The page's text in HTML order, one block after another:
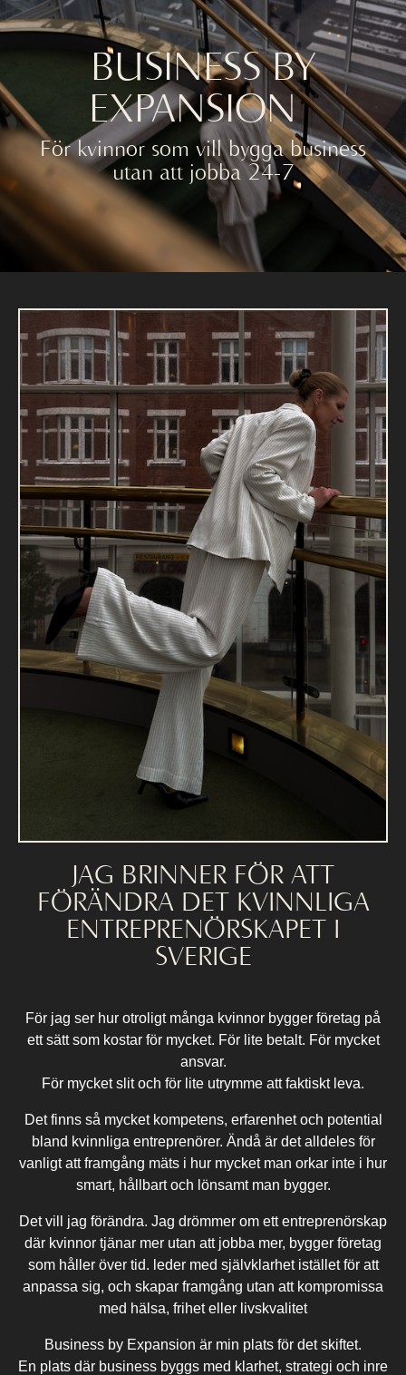
BUSINESS BY
EXPANSION
För kvinnor som vill bygga business
utan att jobba 24-7
JAG BRINNER FÖR ATT
FÖRÄNDRA DET KVINNLIGA
ENTREPRENÖRSKAPET I
SVERIGE
För jag ser hur otroligt många kvinnor bygger företag på
ett sätt som kostar för mycket. För lite betalt. För mycket
ansvar.
För mycket slit och för lite utrymme att faktiskt leva.
Det finns så mycket kompetens, erfarenhet och potential
bland kvinnliga entreprenörer. Ändå är det alldeles för
vanligt att framgång mäts i hur mycket man orkar inte i hur
smart, hållbart och lönsamt man bygger.
Det vill jag förändra. Jag drömmer om ett entreprenörskap
där kvinnor tjänar mer utan att jobba mer, bygger företag
som håller över tid. leder med självklarhet istället för att
anpassa sig, och skapar framgång utan att kompromissa
med hälsa, frihet eller livskvalitet
Business by Expansion är min plats för det skiftet.
En plats där business byggs med klarhet, strategi och inre